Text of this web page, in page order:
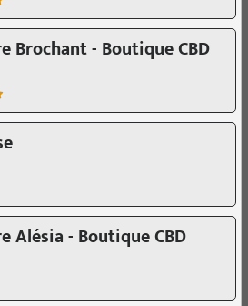
Brochant - Boutique CBD
Alésia - Boutique CBD